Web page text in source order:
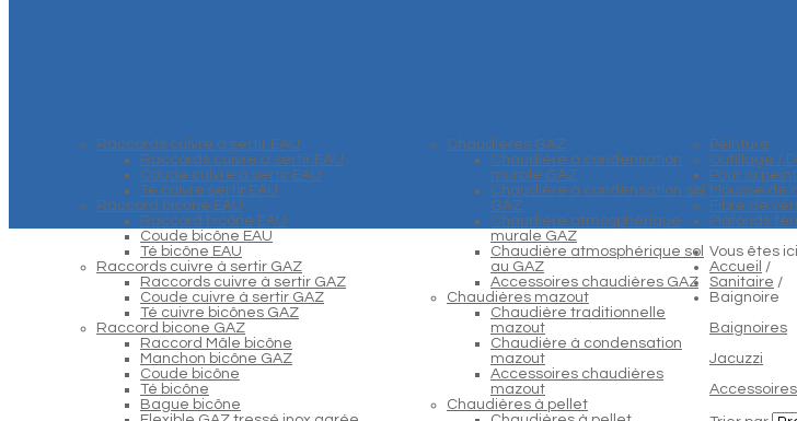
Raccords cuivre à sertir EAU
Raccords cuivre à sertir EAU
Coude cuivre à sertir EAU
Té cuivre sertir EAU
Raccord bicone EAU
Raccord bicône EAU
Coude bicône EAU
Té bicône EAU
Raccords cuivre à sertir GAZ
Raccords cuivre à sertir GAZ
Coude cuivre à sertir GAZ
Té cuivre bicônes GAZ
Raccord bicone GAZ
Raccord Mâle bicône
Manchon bicône GAZ
Coude bicône
Té bicône
Bague bicône
Chaudières GAZ
Chaudière à condensation
murale GAZ
Chaudière à condensation sol
GAZ
Chaudière atmosphérique
murale GAZ
Chaudière atmosphérique sol
au GAZ
Accessoires chaudières GAZ
Chaudières mazout
Chaudière traditionnelle
mazout
Chaudière à condensation
mazout
Accessoires chaudières
mazout
Chaudières à pellet
Peinture
Outillage /
Pour la
Mousse de
Fibre de
Plafonds
Vous êtes
Accueil /
Sanitaire /
Baignoire
Baignoires
Jacuzzi